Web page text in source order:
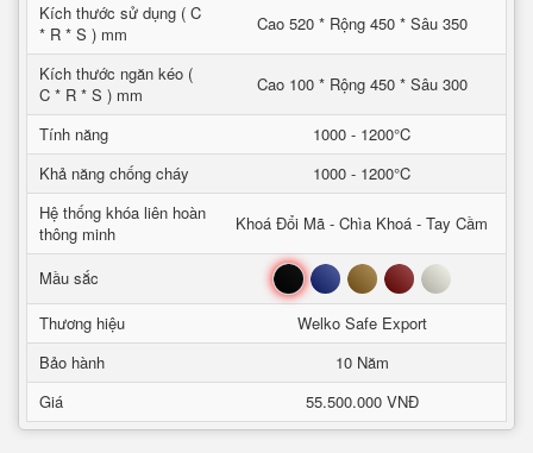
Kích thước sử dụng ( C
* R * S ) mm
Cao 520 * Rộng 450 * Sâu 350
Kích thước ngăn kéo (
C * R * S ) mm
Cao 100 * Rộng 450 * Sâu 300
Tính năng
1000 - 1200°C
Khả năng chống cháy
1000 - 1200°C
Hệ thống khóa liên hoàn
thông minh
Khoá Đổi Mã - Chìa Khoá - Tay Cầm
Mầu sắc Đen Xanh Nâu Đỏ Trắng
Thương hiệu
Welko Safe Export
Bảo hành
10 Năm
Giá
55.500.000 VNĐ